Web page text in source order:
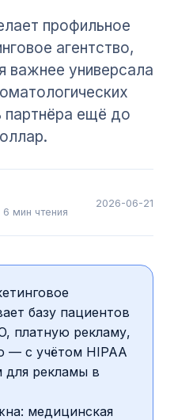
профильное
агентство,
важнее универсала
партнёра ещё до
6 мин чтения
2026-06-21
базу пациентов
платную рекламу,
— с учётом HIPAA
для рекламы в
медицинская